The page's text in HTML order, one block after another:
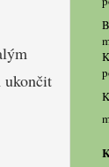
ukončit